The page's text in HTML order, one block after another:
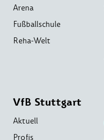
Arena
Fußballschule
Reha-Welt
VfB Stuttgart
Aktuell
Profis